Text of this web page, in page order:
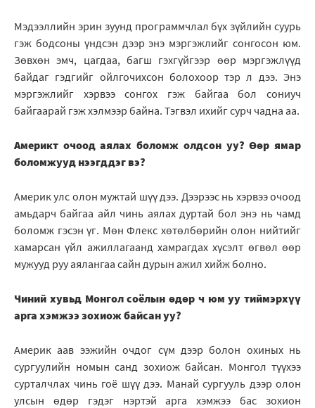
Мэдээллийн эрин зуунд программчлал бүх зүйлийн суурь
гэж бодсоны үндсэн дээр энэ мэргэжлийг сонгосон юм.
Зөвхөн эмч, цагдаа, багш гэхгүйгээр өөр мэргэжлүүд
байдаг гэдгийг ойлгочихсон болохоор тэр л дээ. Энэ
мэргэжлийг хэрвээ сонгох гэж байгаа бол сониуч
байгаарай гэж хэлмээр байна. Тэгвэл ихийг сурч чадна аа.
Америкт очоод аялах боломж олдсон уу? Өөр ямар
боломжууд нээгддэг вэ?
Америк улс олон мужтай шүү дээ. Дээрээс нь хэрвээ очоод
амьдарч байгаа айл чинь аялах дуртай бол энэ нь чамд
боломж гэсэн үг. Мөн Флекс хөтөлбөрийн олон нийтийг
хамарсан үйл ажиллагаанд хамрагдах хүсэлт өгвөл өөр
мужууд руу аялангаа сайн дурын ажил хийж болно.
Чиний хувьд Монгол соёлын өдөр ч юм уу тиймэрхүү
арга хэмжээ зохиож байсан уу?
Америк аав ээжийн очдог сүм дээр болон охиных нь
сургуулийн номын санд зохиож байсан. Монгол түүхээ
сурталчлах чинь гоё шүү дээ. Манай сургууль дээр олон
улсын өдөр гэдэг нэртэй арга хэмжээ бас зохион